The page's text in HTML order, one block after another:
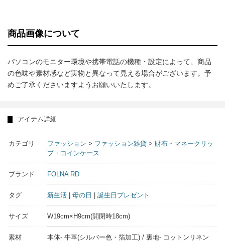
商品画像について
パソコンのモニター環境や携帯電話の機種・設定によって、商品
の色味や素材感など実物と異なって見える場合がございます。予
めご了承くださいますようお願いいたします。
アイテム詳細
カテゴリ ファッション > ファッション雑貨 > 財布・マネークリッ
プ・コインケース
ブランド FOLNA RD
タグ 新生活 母の日 誕生日プレゼント
サイズ W19cm×H9cm(開閉時18cm)
素材 本体- 牛革(シルバー色・箔加工) / 裏地- コットンリネン